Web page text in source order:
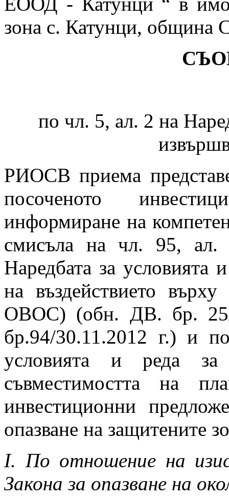
зона с. Катунци, община
по чл. 5, ал. 2 на
РИОСВ приема
посоченото
информиране на
смисъла на чл. 95,
Наредбата за условията
на въздействието
ОВОС) (обн. ДВ. бр. 25/
бр.94/30.11.2012 г.) и
условията и реда
съвместимостта на
инвестиционни
опазване на защитените
І. По отношение на
Закона за опазване на